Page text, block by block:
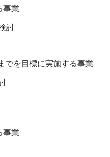
事業
討
を目標に実施する事業
事業